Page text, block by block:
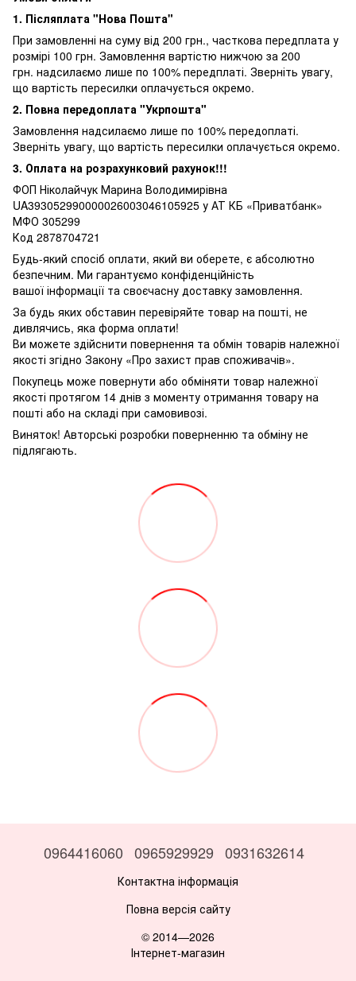
1. Післяплата "Нова Пошта"
При замовленні на суму від 200 грн., часткова передплата у
розмірі 100 грн. Замовлення вартістю нижчою за 200
грн. надсилаємо лише по 100% передплаті. Зверніть увагу,
що вартість пересилки оплачується окремо.
2. Повна передоплата "Укрпошта"
Замовлення надсилаємо лише по 100% передоплаті.
Зверніть увагу, що вартість пересилки оплачується окремо.
3. Оплата на розрахунковий рахунок!!!
ФОП Ніколайчук Марина Володимирівна
UA393052990000026003046105925 у АТ КБ «Приватбанк»
МФО 305299
Код 2878704721
Будь-який спосіб оплати, який ви оберете, є абсолютно
безпечним. Ми гарантуємо конфіденційність
вашої інформації та своєчасну доставку замовлення.
За будь яких обставин перевіряйте товар на пошті, не
дивлячись, яка форма оплати!
Ви можете здійснити повернення та обмін товарів належної
якості згідно Закону «Про захист прав споживачів».
Покупець може повернути або обміняти товар належної
якості протягом 14 днів з моменту отримання товару на
пошті або на складі при самовивозі.
Виняток! Авторські розробки поверненню та обміну не
підлягають.
0964416060 0965929929 0931632614
Контактна інформація
Повна версія сайту
© 2014—2026
Інтернет-магазин